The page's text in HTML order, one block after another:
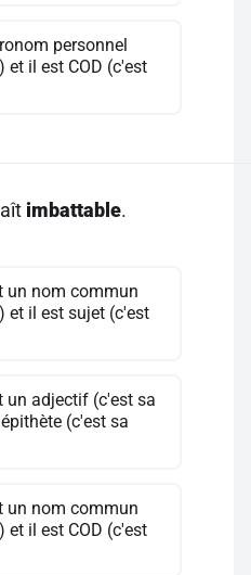
personnel
et il est COD (c'est
imbattable.
un nom commun
et il est sujet (c'est
un adjectif (c'est sa
(c'est sa
un nom commun
et il est COD (c'est